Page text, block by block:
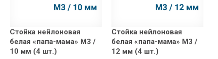
Стойка нейлоновая
белая «папа-мама» М3 /
10 мм (4 шт.)
Стойка нейлоновая
белая «папа-мама» М3 /
12 мм (4 шт.)